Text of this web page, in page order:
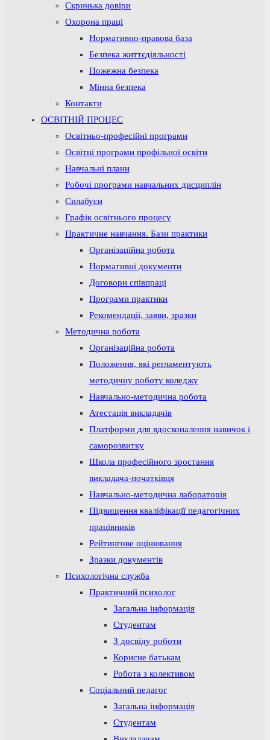
Скринька довіри
Охорона праці
Нормативно-правова база
Безпека життєдіяльності
Пожежна безпека
Мінна безпека
Контакти
ОСВІТНІЙ ПРОЦЕС
Освітньо-професійні програми
Освітні програми профільної освіти
Навчальні плани
Робочі програми навчальних дисциплін
Силабуси
Графік освітнього процесу
Практичне навчання. Бази практики
Організаційна робота
Нормативні документи
Договори співпраці
Програми практики
Рекомендації, заяви, зразки
Методична робота
Організаційна робота
Положення, які регламентують
методичну роботу коледжу
Навчально-методична робота
Атестація викладачів
Платформи для вдосконалення навичок і
саморозвитку
Школа професійного зростання
викладача-початківця
Навчально-методична лабораторія
Підвищення кваліфікації педагогічних
працівників
Рейтингове оцінювання
Зразки документів
Психологічна служба
Практичний психолог
Загальна інформація
Студентам
З досвіду роботи
Корисне батькам
Робота з колективом
Соціальний педагог
Загальна інформація
Студентам